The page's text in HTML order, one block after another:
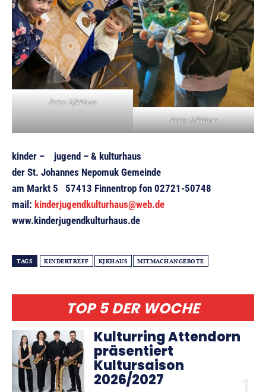
TOP 5 DER WOCHE
Kulturring Attendorn
präsentiert
Kultursaison
2026/2027
Foto: kjkHaus
Foto: kjkHaus
kinder – jugend – & kulturhaus
der St. Johannes Nepomuk Gemeinde
am Markt 5 57413 Finnentrop fon 02721-50748
mail: kinderjugendkulturhaus@web.de
www.kinderjugendkulturhaus.de
TAGS KINDERTREFF KJKHAUS MITMACHANGEBOTE